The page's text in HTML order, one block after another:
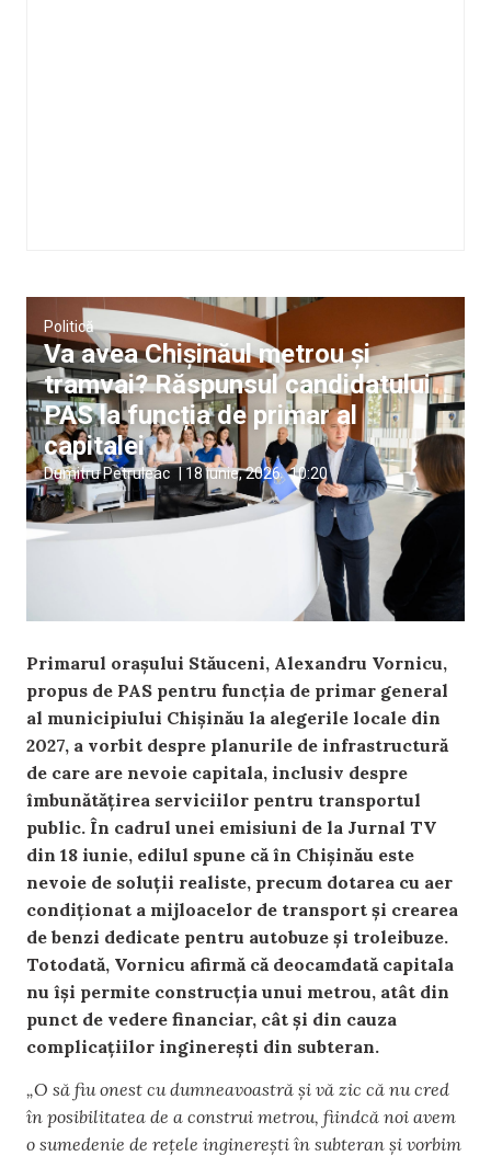
Politică
Va avea Chișinăul metrou și
tramvai? Răspunsul candidatului
PAS la funcția de primar al
capitalei
Dumitru Petruleac |18 iunie, 2026 10:20
Primarul orașului Stăuceni, Alexandru Vornicu,
propus de PAS pentru funcția de primar general
al municipiului Chișinău la alegerile locale din
2027, a vorbit despre planurile de infrastructură
de care are nevoie capitala, inclusiv despre
îmbunătățirea serviciilor pentru transportul
public. În cadrul unei emisiuni de la Jurnal TV
din 18 iunie, edilul spune că în Chișinău este
nevoie de soluții realiste, precum dotarea cu aer
condiționat a mijloacelor de transport și crearea
de benzi dedicate pentru autobuze și troleibuze.
Totodată, Vornicu afirmă că deocamdată capitala
nu își permite construcția unui metrou, atât din
punct de vedere financiar, cât și din cauza
complicațiilor inginerești din subteran.
„O să fiu onest cu dumneavoastră și vă zic că nu cred
în posibilitatea de a construi metrou, fiindcă noi avem
o sumedenie de rețele inginerești în subteran și vorbim